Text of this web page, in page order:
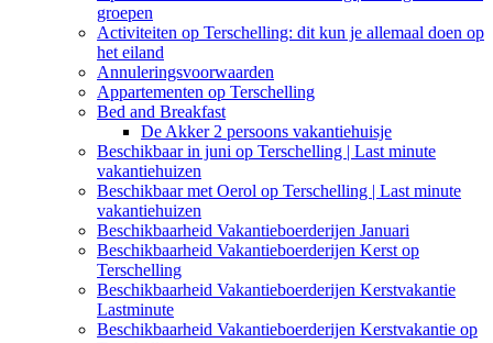
groepen
Activiteiten op Terschelling: dit kun je allemaal doen op
het eiland
Annuleringsvoorwaarden
Appartementen op Terschelling
Bed and Breakfast
De Akker 2 persoons vakantiehuisje
Beschikbaar in juni op Terschelling | Last minute
vakantiehuizen
Beschikbaar met Oerol op Terschelling | Last minute
vakantiehuizen
Beschikbaarheid Vakantieboerderijen Januari
Beschikbaarheid Vakantieboerderijen Kerst op
Terschelling
Beschikbaarheid Vakantieboerderijen Kerstvakantie
Lastminute
Beschikbaarheid Vakantieboerderijen Kerstvakantie op